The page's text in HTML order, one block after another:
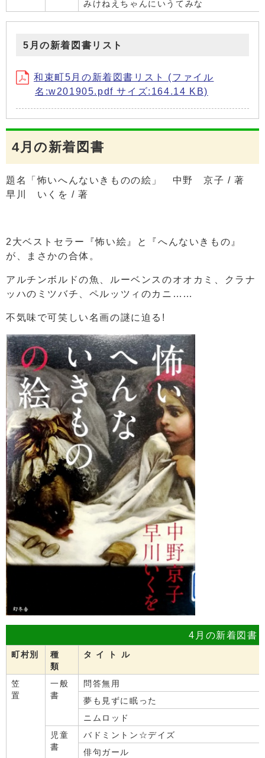
みけねえちゃんにいうてみな
5月の新着図書リスト
和束町5月の新着図書リスト (ファイル
名:w201905.pdf サイズ:164.14 KB)
4月の新着図書
題名「怖いへんないきものの絵」 中野 京子 / 著
早川 いくを / 著
2大ベストセラー『怖い絵』と『へんないきもの』
が、まさかの合体。
アルチンボルドの魚、ルーベンスのオオカミ、クラナ
ッハのミツバチ、ペルッツィのカニ……
不気味で可笑しい名画の謎に迫る!
4月の新着図書
町村別
種
類
タ イ ト ル
笠
置
一般
書
問答無用
夢も見ずに眠った
ニムロッド
児童
書
バドミントン☆デイズ
俳句ガール